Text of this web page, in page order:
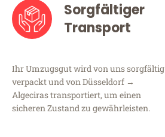
Sorgfältiger
Transport
Ihr Umzugsgut wird von uns sorgfältig
verpackt und von Düsseldorf →
Algeciras transportiert, um einen
sicheren Zustand zu gewährleisten.